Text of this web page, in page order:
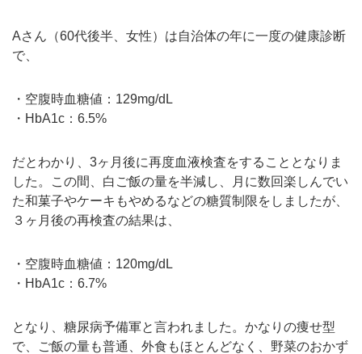
Aさん（60代後半、女性）は自治体の年に一度の健康診断
で、
・空腹時血糖値：129mg/dL
・HbA1c：6.5%
だとわかり、3ヶ月後に再度血液検査をすることとなりま
した。この間、白ご飯の量を半減し、月に数回楽しんでい
た和菓子やケーキもやめるなどの糖質制限をしましたが、
３ヶ月後の再検査の結果は、
・空腹時血糖値：120mg/dL
・HbA1c：6.7%
となり、糖尿病予備軍と言われました。かなりの痩せ型
で、ご飯の量も普通、外食もほとんどなく、野菜のおかず